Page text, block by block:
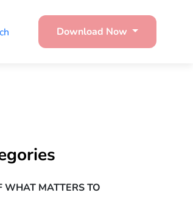
Download Now
WHAT MATTERS TO